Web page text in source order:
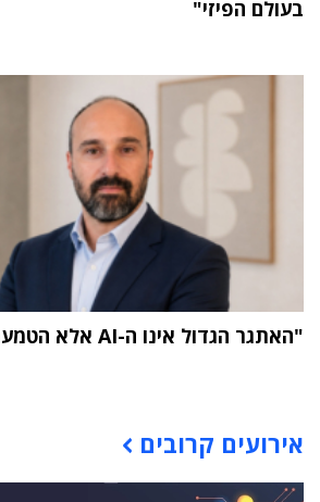
בעולם הפיזי"
"האתגר הגדול אינו ה-AI אלא הטמעתה בארגון"
אירועים קרובים